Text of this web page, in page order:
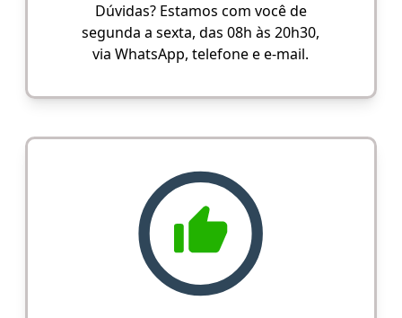
Dúvidas? Estamos com você de
segunda a sexta, das 08h às 20h30,
via WhatsApp, telefone e e-mail.